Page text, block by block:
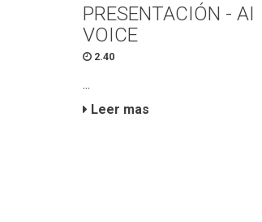
PRESENTACIÓN - AI
VOICE
2.40
...
Leer mas